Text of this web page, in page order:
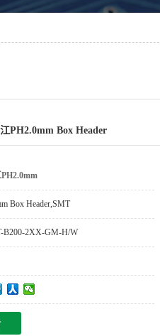
PH2.0mm Box Header
Box Header,SMT
B200-2XX-GM-H/W